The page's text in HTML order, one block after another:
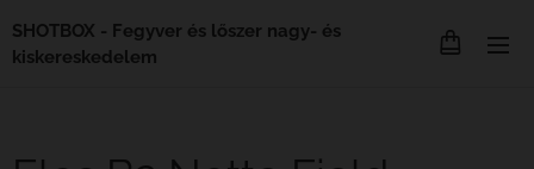
SHOTBOX - Fegyver és lőszer nagy- és
kiskereskedelem